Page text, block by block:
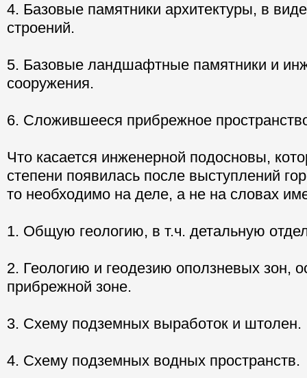
4. Базовые памятники архитектуры, в
строений.
5. Базовые ландшафтные памятники и
сооружения.
6. Сложившееся прибрежное
Что касается инженерной подосновы,
степени появилась после выступлений
то необходимо на деле, а не на словах
1. Общую геологию, в т.ч. детальную
2. Геологию и геодезию оползневых зон,
прибрежной зоне.
3. Схему подземных выработок и штолен.
4. Схему подземных водных пространств.